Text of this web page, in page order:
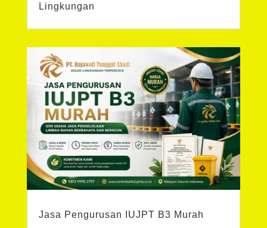
Lingkungan
Jasa Pengurusan IUJPT B3 Murah